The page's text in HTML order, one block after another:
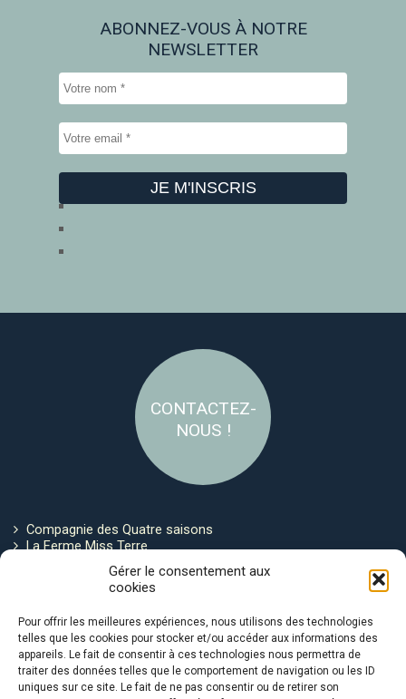
Gérer le consentement aux
cookies
Pour offrir les meilleures expériences, nous utilisons des technologies
telles que les cookies pour stocker et/ou accéder aux informations des
appareils. Le fait de consentir à ces technologies nous permettra de
traiter des données telles que le comportement de navigation ou les ID
uniques sur ce site. Le fait de ne pas consentir ou de retirer son
ABONNEZ-VOUS À NOTRE
NEWSLETTER
CONTACTEZ-
NOUS !
Compagnie des Quatre saisons
La Ferme Miss Terre
Politique de cookies